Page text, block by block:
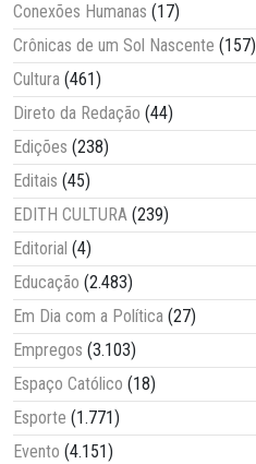
Conexões Humanas (17)
Crônicas de um Sol Nascente (157)
Cultura (461)
Direto da Redação (44)
Edições (238)
Editais (45)
EDITH CULTURA (239)
Editorial (4)
Educação (2.483)
Em Dia com a Política (27)
Empregos (3.103)
Espaço Católico (18)
Esporte (1.771)
Evento (4.151)